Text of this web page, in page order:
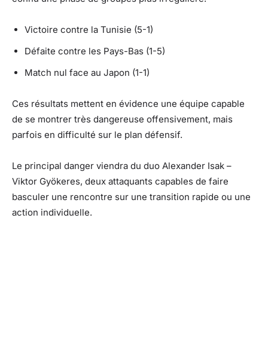
Victoire contre la Tunisie (5-1)
Défaite contre les Pays-Bas (1-5)
Match nul face au Japon (1-1)
Ces résultats mettent en évidence une équipe capable
de se montrer très dangereuse offensivement, mais
parfois en difficulté sur le plan défensif.
Le principal danger viendra du duo Alexander Isak –
Viktor Gyökeres, deux attaquants capables de faire
basculer une rencontre sur une transition rapide ou une
action individuelle.